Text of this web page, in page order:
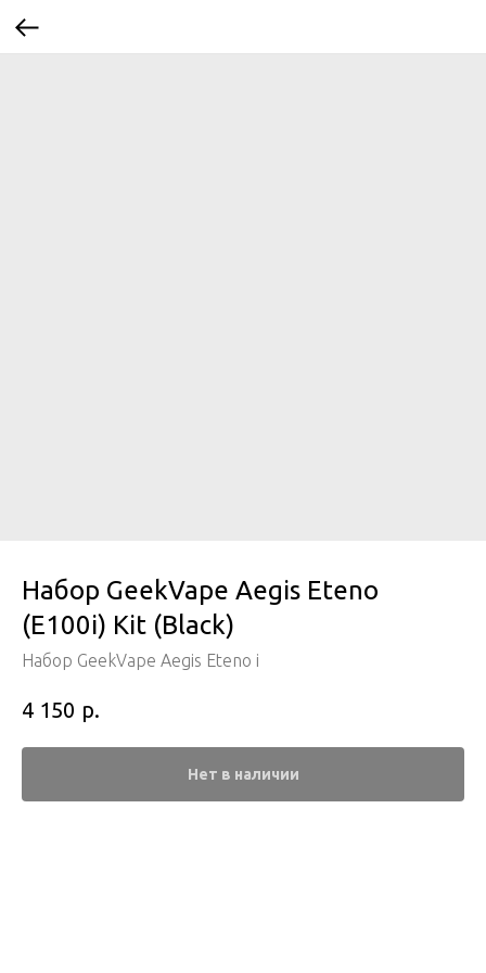
Набор GeekVape Aegis Eteno
(E100i) Kit (Black)
Набор GeekVape Aegis Eteno i
4 150 р.
Нет в наличии